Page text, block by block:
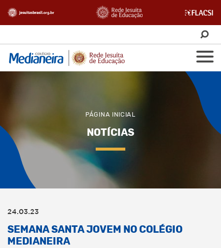
PÁGINA INICIAL
NOTÍCIAS
24.03.23
SEMANA SANTA JOVEM NO COLÉGIO
MEDIANEIRA